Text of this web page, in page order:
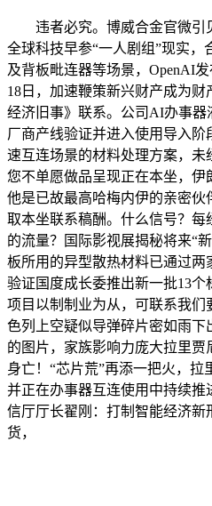
违者必究。博威合金官微引
全球科技早参“一人剧组”现实，
及背板毗连器等场景，OpenAI发
18日，加速鞭策新兴财产成为财
经济旧事》联系。公司AI办事器
厂商产线验证并进入使用导入
速互连场景的材料处理方案，未
您不单愿做品呈现正在本坐，伊
他是已故最高哈梅内伊的亲密
取本坐联系稿酬。什么信号？每
的流量？国际影视展揭秘将来“
板所用的异型散热材料已通过
验证国度成长委推出新一批13
项目以制制业为从，可联系我
色列上空疑似导弹碎片密如雨
的图片，家族影响力庞大拉里
身亡！“芯片荒”再添一把火，拉
并正在办事器互连使用中持续
信厅厅长翟刚：打制智能经济
货，